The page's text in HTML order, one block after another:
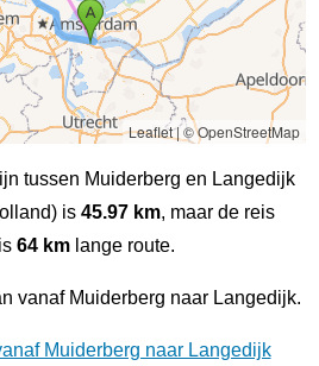
Leaflet|© OpenStreetMap
tussen Muiderberg en Langedijk
is 45.97 km, maar de reis
64 kmlange route.
vanaf Muiderberg naar Langedijk.
Muiderberg naar Langedijk